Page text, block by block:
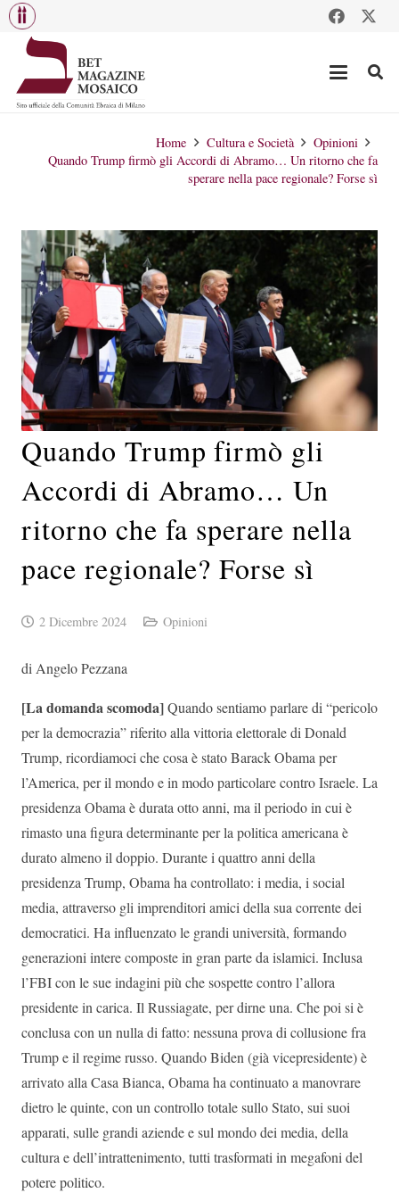
Home Cultura e Società
Opinioni
Quando Trump firmò gli Accordi di Abramo… Un ritorno che fa
sperare nella pace regionale? Forse sì
Quando Trump firmò gli
Accordi di Abramo… Un
ritorno che fa sperare nella
pace regionale? Forse sì
2 Dicembre 2024 Opinioni
di Angelo Pezzana
[La domanda scomoda]Quando sentiamo parlare di “pericolo
per la democrazia” riferito alla vittoria elettorale di Donald
Trump, ricordiamoci che cosa è stato Barack Obama per
l’America, per il mondo e in modo particolare contro Israele. La
presidenza Obama è durata otto anni, ma il periodo in cui è
rimasto una figura determinante per la politica americana è
durato almeno il doppio. Durante i quattro anni della
presidenza Trump, Obama ha controllato: i media, i social
media, attraverso gli imprenditori amici della sua corrente dei
democratici. Ha influenzato le grandi università, formando
generazioni intere composte in gran parte da islamici. Inclusa
l’FBI con le sue indagini più che sospette contro l’allora
presidente in carica. Il Russiagate, per dirne una. Che poi si è
conclusa con un nulla di fatto: nessuna prova di collusione fra
Trump e il regime russo. Quando Biden (già vicepresidente) è
arrivato alla Casa Bianca, Obama ha continuato a manovrare
dietro le quinte, con un controllo totale sullo Stato, sui suoi
apparati, sulle grandi aziende e sul mondo dei media, della
cultura e dell’intrattenimento, tutti trasformati in megafoni del
potere politico.